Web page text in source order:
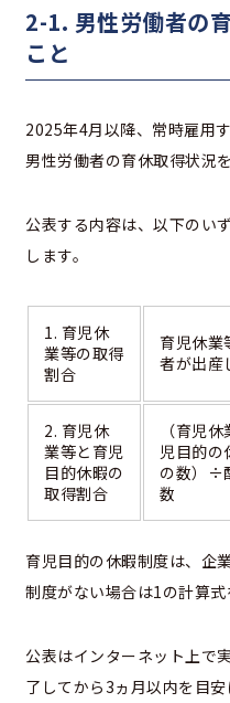
2-1. 男性労働者の
こと
2025年4月以降、常時雇用
男性労働者の育休取得状況
公表する内容は、以下のい
します。
1. 育児休
業等の取得
割合
育児休
者が出産
2. 育児休
業等と育児
目的休暇の
取得割合
（育児
児目的の
の数）÷
数
育児目的の休暇制度は、企
制度がない場合は1の計算式
公表はインターネット上で
了してから3ヵ月以内を目